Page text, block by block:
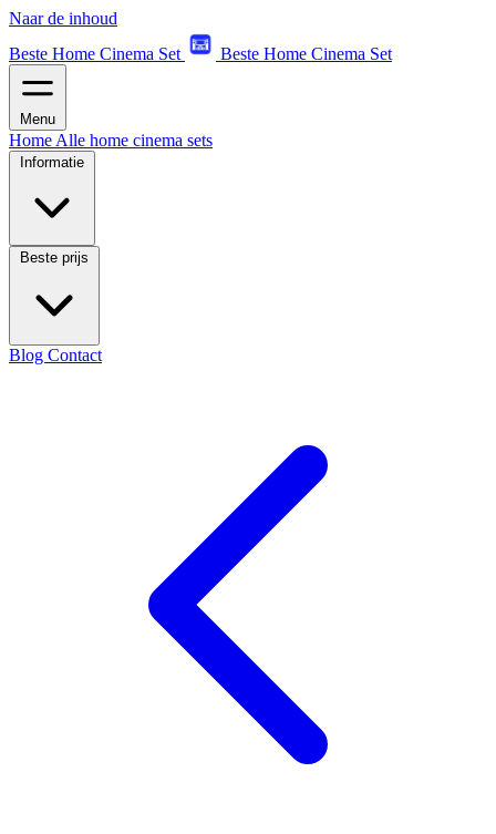
Naar de inhoud
Beste Home Cinema Set
Beste Home Cinema Set
Menu
Home Alle home cinema sets
Informatie
Beste prijs
Blog Contact